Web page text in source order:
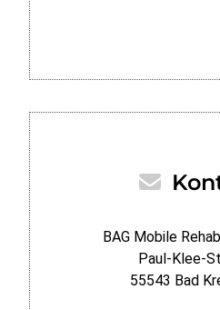
BAG Mobile
Paul-Klee-
55543 Bad